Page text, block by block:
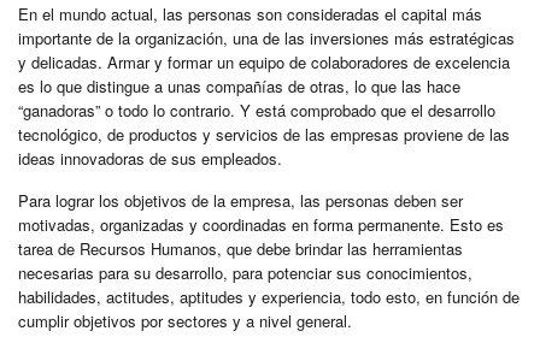
En el mundo actual, las personas son consideradas el capital más
importante de la organización, una de las inversiones más estratégicas
y delicadas. Armar y formar un equipo de colaboradores de excelencia
es lo que distingue a unas compañías de otras, lo que las hace
“ganadoras” o todo lo contrario. Y está comprobado que el desarrollo
tecnológico, de productos y servicios de las empresas proviene de las
ideas innovadoras de sus empleados.
Para lograr los objetivos de la empresa, las personas deben ser
motivadas, organizadas y coordinadas en forma permanente. Esto es
tarea de Recursos Humanos, que debe brindar las herramientas
necesarias para su desarrollo, para potenciar sus conocimientos,
habilidades, actitudes, aptitudes y experiencia, todo esto, en función de
cumplir objetivos por sectores y a nivel general.